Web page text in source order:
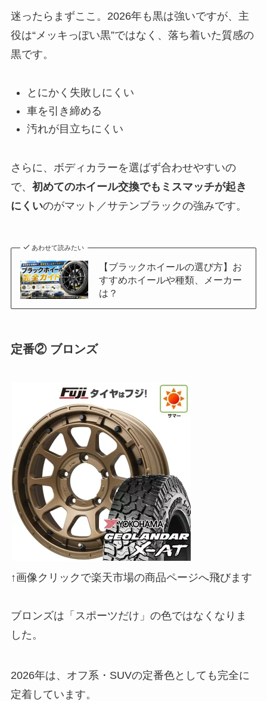
迷ったらまずここ。2026年も黒は強いですが、主
役は“メッキっぽい黒”ではなく、落ち着いた質感の
黒です。
とにかく失敗しにくい
車を引き締める
汚れが目立ちにくい
さらに、ボディカラーを選ばず合わせやすいの
で、 初めてのホイール交換でもミスマッチが起き
にくいのがマット／サテンブラックの強みです。
あわせて読みたい
【ブラックホイールの選び方】お
すすめホイールや種類、メーカー
は？
定番② ブロンズ
↑画像クリックで楽天市場の商品ページへ飛びます
ブロンズは「スポーツだけ」の色ではなくなりま
した。
2026年は、オフ系・SUVの定番色としても完全に
定着しています。